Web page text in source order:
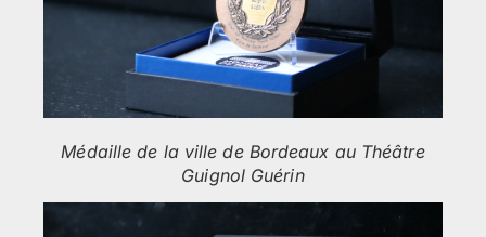
Médaille de la ville de Bordeaux au Théâtre
Guignol Guérin